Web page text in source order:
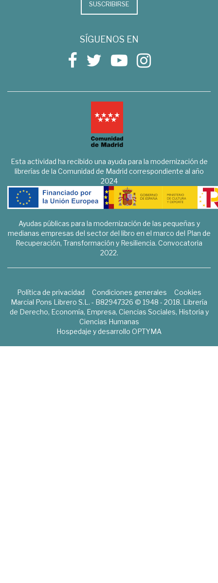
SUSCRIBIRSE
SÍGUENOS EN
Esta actividad ha recibido una ayuda para la modernización de
librerías de la Comunidad de Madrid correspondiente al año
2024
Ayudas públicas para la modernización de las pequeñas y
medianas empresas del sector del libro en el marco del Plan de
Recuperación, Transformación y Resiliencia. Convocatoria
2022.
Política de privacidad Condiciones generales
Cookies
Marcial Pons Librero S.L. - B82947326 © 1948 - 2018. Librería
de Derecho, Economía, Empresa, Ciencias Sociales, Historia y
Ciencias Humanas
Hospedaje y desarrollo OPTYMA